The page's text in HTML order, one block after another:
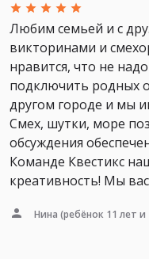
Любим семьей и с
викторинами и
нравится, что не
подключить родных
другом городе и мы
Смех, шутки, море
обсуждения
Команде Квестикс
креативность! Мы
Нина (ребёнок 11 лет